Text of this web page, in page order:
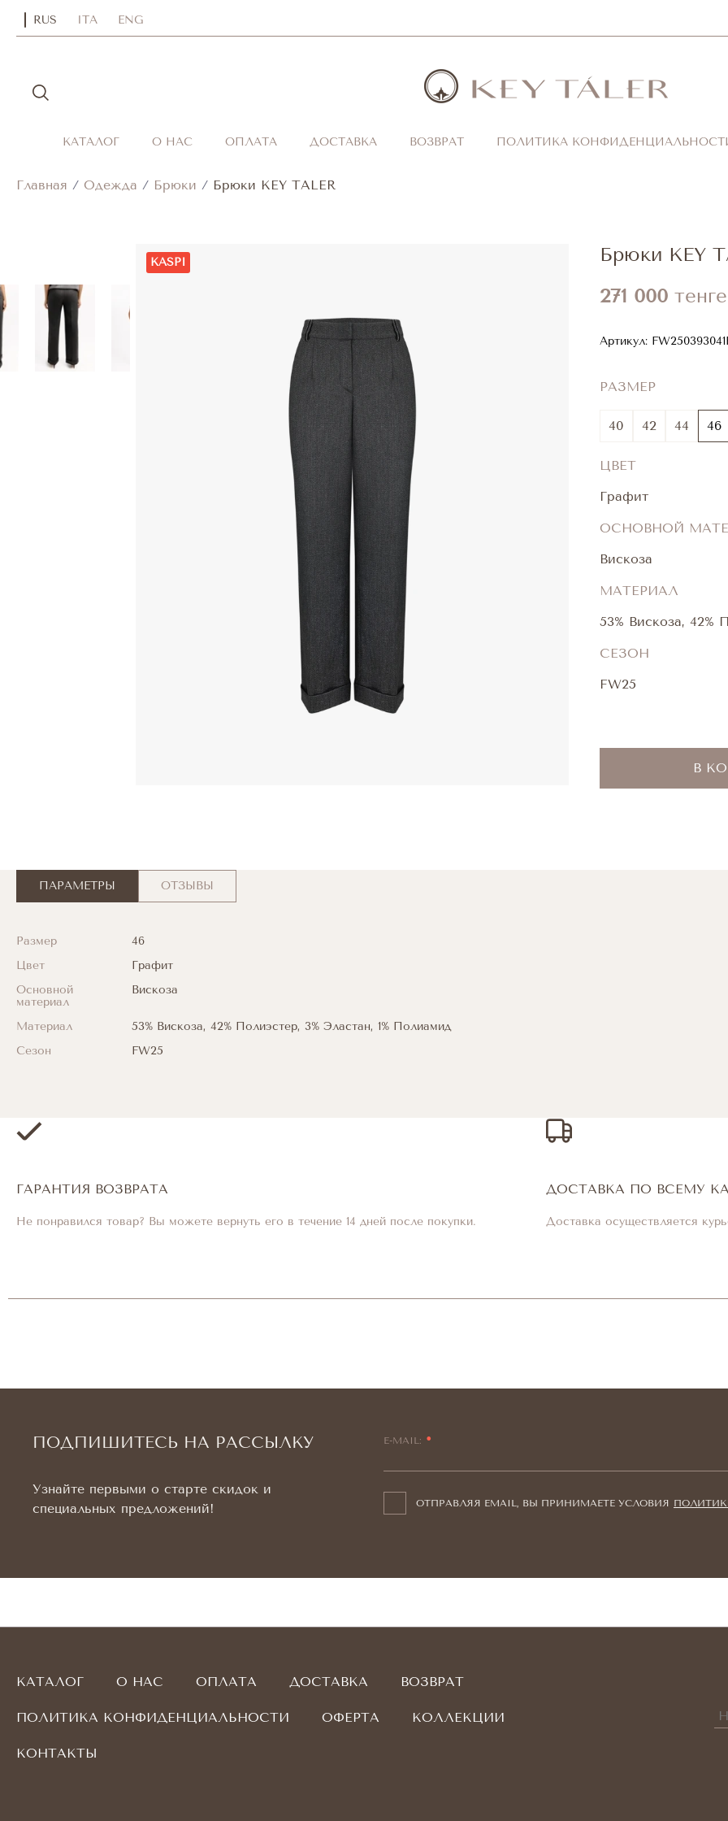
RUS ITA ENG
КАТАЛОГ О НАС ОПЛАТА ДОСТАВКА ВОЗВРАТ ПОЛИТИКА
Главная / Одежда / Брюки / Брюки KEY TALER
KASPI
Брюки KEY
271 000 тенге
Артикул:
РАЗМЕР
40 42 44 46
ЦВЕТ
Графит
ОСНОВНОЙ
Вискоза
МАТЕРИАЛ
53% Вискоза, 42%
СЕЗОН
FW25
В
ПАРАМЕТРЫ ОТЗЫВЫ
Размер
46
Цвет
Графит
Основной
материал
Вискоза
Материал
53% Вискоза, 42% Полиэстер, 3% Эластан, 1% Полиамид
Сезон
FW25
ГАРАНТИЯ ВОЗВРАТА
Не понравился товар? Вы можете вернуть его в течение 14 дней после покупки.
ДОСТАВКА ПО ВСЕМУ
Доставка осуществляется
ПОДПИШИТЕСЬ НА РАССЫЛКУ
Узнайте первыми о старте скидок и
специальных предложений!
E-MAIL:
ОТПРАВЛЯЯ EMAIL, ВЫ ПРИНИМАЕТЕ УСЛОВИЯ
КАТАЛОГ О НАС ОПЛАТА ДОСТАВКА ВОЗВРАТ
ПОЛИТИКА КОНФИДЕНЦИАЛЬНОСТИ ОФЕРТА КОЛЛЕКЦИИ
КОНТАКТЫ